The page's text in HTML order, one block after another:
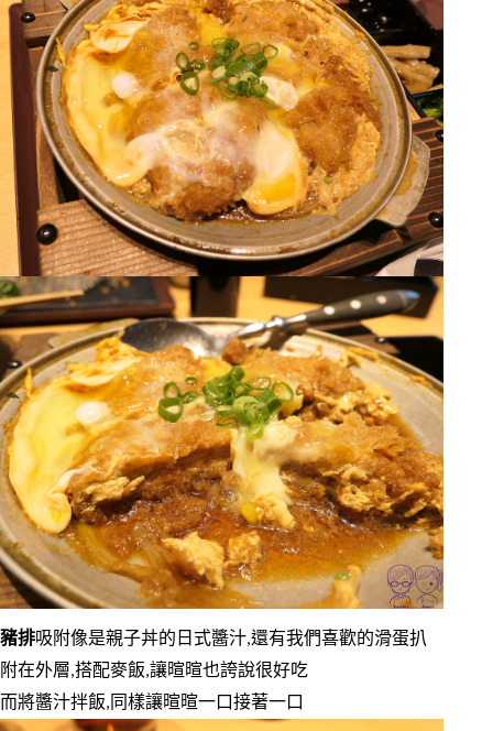
豬排吸附像是親子丼的日式醬汁,還有我們喜歡的滑蛋扒
附在外層,搭配麥飯,讓暄暄也誇說很好吃
而將醬汁拌飯,同樣讓暄暄一口接著一口